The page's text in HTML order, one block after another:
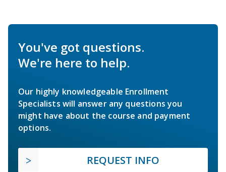
You've got questions.
We're here to help.
Our highly knowledgeable Enrollment
Specialists will answer any questions you
might have about the course and payment
options.
REQUEST INFO